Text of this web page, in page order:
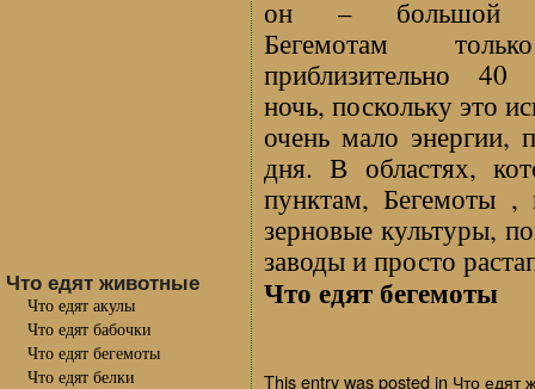
Что едят животные
Что едят акулы
Что едят бабочки
Что едят бегемоты
Что едят белки
он – большой
Бегемотам
приблизительно
ночь, поскольку это
очень мало энергии,
дня. В областях,
пунктам, Бегемоты ,
зерновые культуры,
заводы и просто
Что едят бегемоты
This entry was posted in Что едят